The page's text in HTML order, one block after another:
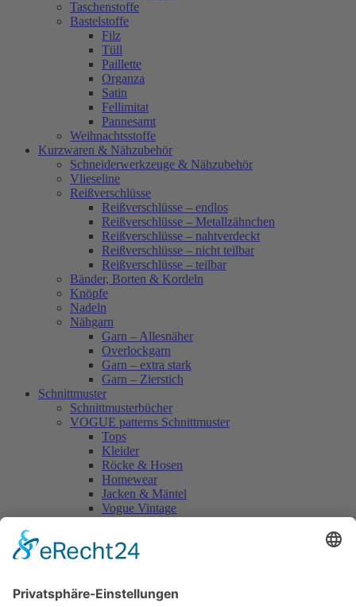
Taschenstoffe
Bastelstoffe
Filz
Tüll
Paillette
Organza
Satin
Fellimitat
Pannesamt
Weihnachtsstoffe
Kurzwaren & Nähzubehör
Schneiderwerkzeuge & Nähzubehör
Vlieseline
Reißverschlüsse
Reißverschlüsse – endlos
Reißverschlüsse – Metallzähnchen
Reißverschlüsse – nahtverdeckt
Reißverschlüsse – nicht teilbar
Reißverschlüsse – teilbar
Bänder, Borten & Kordeln
Knöpfe
Nadeln
Nähgarn
Garn – Allesnäher
Overlockgarn
Garn – extra stark
Garn – Zierstich
Schnittmuster
Schnittmusterbücher
VOGUE patterns Schnittmuster
Tops
Kleider
Röcke & Hosen
Homewear
Jacken & Mäntel
Vogue Vintage
Accessoires
Kleider